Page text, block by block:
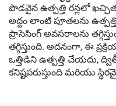
పొడవైన ఉత్పత్తి రన్లలో
అద్దం లాంటి పూతలను
ప్రాసెసింగ్ అవసరాలను
తగ్గిస్తుంది. అదనంగా, ఈ
ఒత్తిడిని ఉత్పత్తి చేయదు,
కనిష్టపరుస్తుంది మరియు